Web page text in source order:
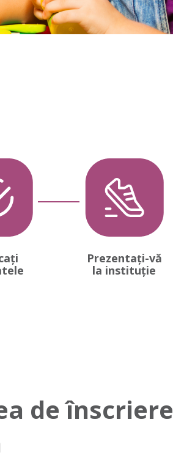
Prezentați-vă
la instituție
de înscriere